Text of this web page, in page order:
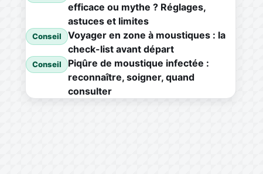
efficace ou mythe ? Réglages,
astuces et limites
Conseil
Voyager en zone à moustiques : la
check-list avant départ
Conseil
Piqûre de moustique infectée :
reconnaître, soigner, quand
consulter